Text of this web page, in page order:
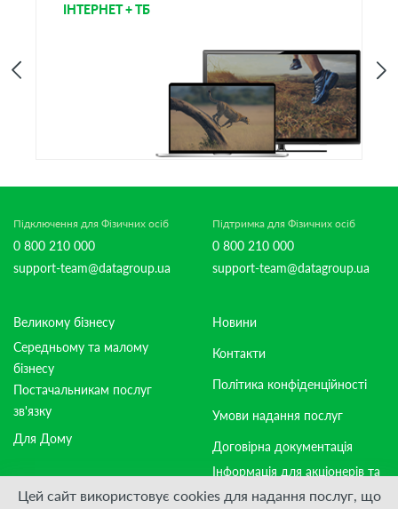
ІНТЕРНЕТ + ТБ
Підключення для Фізичних осіб
0 800 210 000
support-team@datagroup.ua
Підтримка для Фізичних осіб
0 800 210 000
support-team@datagroup.ua
Великому бізнесу
Середньому та малому
бізнесу
Постачальникам послуг
зв'язку
Для Дому
Новини
Контакти
Політика конфіденційності
Умови надання послуг
Договірна документація
Інформація для акціонерів та
стейкхолдерів
Цей сайт використовує cookies для надання послуг, що